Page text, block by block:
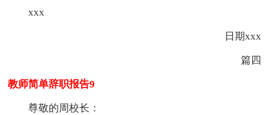
xxx
日期xxx
篇四
教师简单辞职报告9
尊敬的周校长：